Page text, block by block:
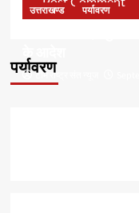
पर्यावरण
उत्तराखण्ड पर्यावरण
के आदेश
टीम राष्ट्र संत न्यूज